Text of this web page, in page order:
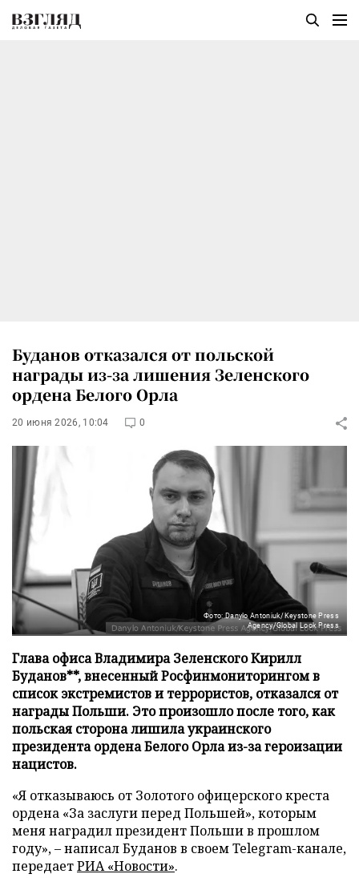
Буданов отказался от польской
награды из-за лишения Зеленского
ордена Белого Орла
20 июня 2026, 10:04 0
Фото: Danylo Antoniuk/Keystone Press
Agency/Global Look Press
Глава офиса Владимира Зеленского Кирилл
Буданов**, внесенный Росфинмониторингом в
список экстремистов и террористов, отказался от
награды Польши. Это произошло после того, как
польская сторона лишила украинского
президента ордена Белого Орла из-за героизации
нацистов.
«Я отказываюсь от Золотого офицерского креста
ордена «За заслуги перед Польшей», которым
меня наградил президент Польши в прошлом
году», – написал Буданов в своем Telegram-канале,
передаетРИА «Новости».